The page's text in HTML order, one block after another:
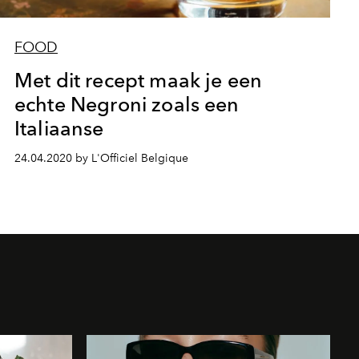
FOOD
Met dit recept maak je een
echte Negroni zoals een
Italiaanse
24.04.2020 by L'Officiel Belgique